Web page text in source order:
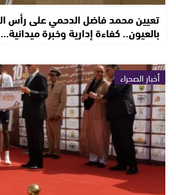
تعيين محمد فاضل الدحمي على رأس
بالعيون.. كفاءة إدارية وخبرة ميدانية…
أخبار الصحراء